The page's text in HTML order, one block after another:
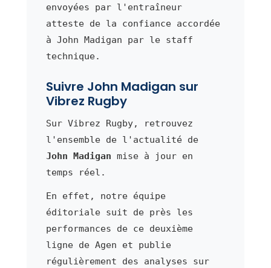
envoyées par l'entraîneur
atteste de la confiance accordée
à John Madigan par le staff
technique.
Suivre John Madigan sur
Vibrez Rugby
Sur Vibrez Rugby, retrouvez
l'ensemble de l'actualité de
John Madigan mise à jour en
temps réel.
En effet, notre équipe
éditoriale suit de près les
performances de ce deuxième
ligne de Agen et publie
régulièrement des analyses sur